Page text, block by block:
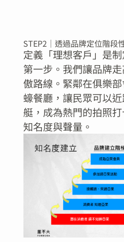
STEP2｜透過品牌定位階段
定義「理想客戶」是
第一步。我們讓品牌
傲路線。緊鄰在俱樂
蠔餐廳，讓民眾可以
艇，成為熱門的拍照
知名度與聲量。